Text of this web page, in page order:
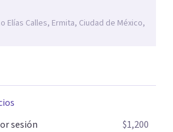
Elías Calles, Ermita, Ciudad de México,
sesión
$1,200